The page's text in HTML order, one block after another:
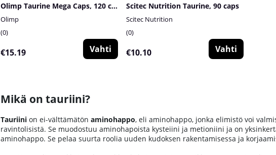
Olimp Taurine Mega Caps, 120 caps
Olimp
0
€15.19 Vahti
Scitec Nutrition Taurine, 90 caps
Scitec Nutrition
0
€10.10 Vahti
Mikä on tauriini?
Tauriini on ei-välttämätön aminohappo, eli aminohappo, jonka elimistö voi
ravintolisistä. Se muodostuu aminohapoista kysteiini ja metioniini ja on
aminohappo. Se pelaa suurta roolia uuden kudoksen rakentamisessa ja